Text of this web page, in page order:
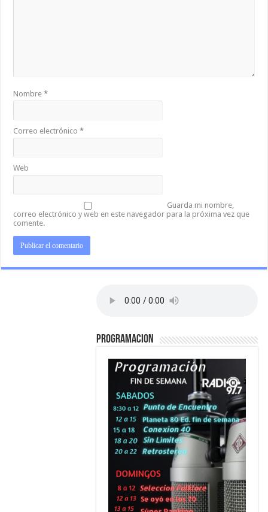
Nombre*
Correo electrónico*
Web
Guarda mi nombre,
correo electrónico y web en este navegador para la próxima vez que
comente.
PROGRAMACION